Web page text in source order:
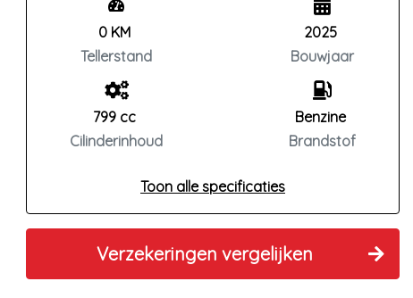
0 KM
Tellerstand
799 cc
Cilinderinhoud
2025
Bouwjaar
Benzine
Brandstof
Toon alle specificaties
Verzekeringen vergelijken